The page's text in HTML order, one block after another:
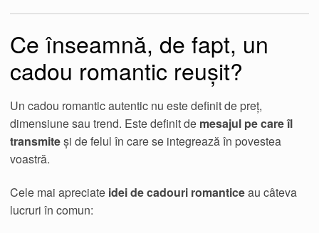
Ce înseamnă, de fapt, un
cadou romantic reușit?
Un cadou romantic autentic nu este definit de preț,
dimensiune sau trend. Este definit de mesajul pe care îl
transmiteși de felul în care se integrează în povestea
voastră.
Cele mai apreciate idei de cadouri romanticeau câteva
lucruri în comun: